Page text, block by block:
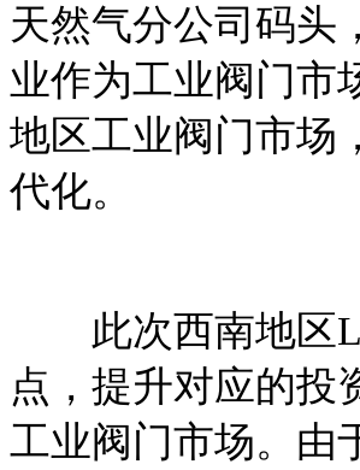
天然气分公司码头
业作为工业阀门市
地区工业阀门市场
代化。
此次西南地区
点，提升对应的投
工业阀门市场。由